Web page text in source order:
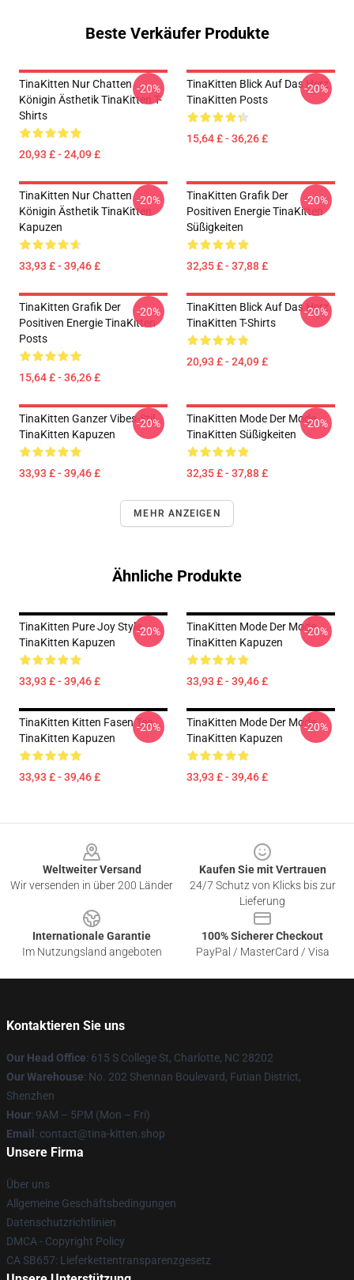
Beste Verkäufer Produkte
TinaKitten Nur Chatten
Königin Ästhetik TinaKitten T-
Shirts
20,93 £ - 24,09 £
-20%
TinaKitten Blick Auf Das Herz
TinaKitten Posts
15,64 £ - 36,26 £
-20%
TinaKitten Nur Chatten
Königin Ästhetik TinaKitten
Kapuzen
33,93 £ - 39,46 £
-20%
TinaKitten Grafik Der
Positiven Energie TinaKitten
Süßigkeiten
32,35 £ - 37,88 £
-20%
TinaKitten Grafik Der
Positiven Energie TinaKitten
Posts
15,64 £ - 36,26 £
-20%
TinaKitten Blick Auf Das Herz
TinaKitten T-Shirts
20,93 £ - 24,09 £
-20%
TinaKitten Ganzer Vibes-Stil
TinaKitten Kapuzen
33,93 £ - 39,46 £
-20%
TinaKitten Mode Der Mode
TinaKitten Süßigkeiten
32,35 £ - 37,88 £
-20%
MEHR ANZEIGEN
Ähnliche Produkte
TinaKitten Pure Joy Style
TinaKitten Kapuzen
33,93 £ - 39,46 £
-20%
TinaKitten Mode Der Mode
TinaKitten Kapuzen
33,93 £ - 39,46 £
-20%
TinaKitten Kitten Fasen Tee
TinaKitten Kapuzen
33,93 £ - 39,46 £
-20%
TinaKitten Mode Der Mode
TinaKitten Kapuzen
33,93 £ - 39,46 £
-20%
Weltweiter Versand
Wir versenden in über 200 Länder
Kaufen Sie mit Vertrauen
24/7 Schutz von Klicks bis zur
Lieferung
Internationale Garantie
Im Nutzungsland angeboten
100% Sicherer Checkout
PayPal / MasterCard / Visa
Kontaktieren Sie uns
Our Head Office: 615 S College St, Charlotte, NC 28202
Our Warehouse: No. 202 Shennan Boulevard, Futian District,
Shenzhen
Hour: 9AM – 5PM (Mon – Fri)
Email : contact@tina-kitten.shop
Unsere Firma
Über uns
Allgemeine Geschäftsbedingungen
Datenschutzrichtlinien
DMCA - Copyright Policy
CA SB657: Lieferkettentransparenzgesetz